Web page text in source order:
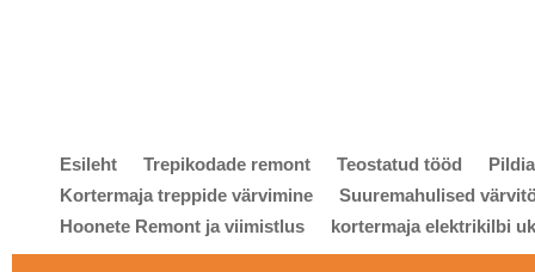
Esileht Trepikodade remont Teostatud tööd
Kortermaja treppide värvimine
Suuremahulised
Hoonete Remont ja viimistlus
kortermaja elektrikilbi